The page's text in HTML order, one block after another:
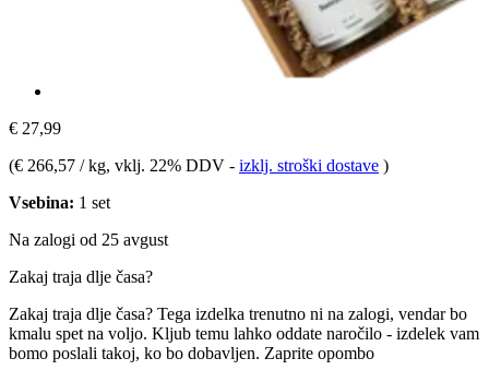
€ 27,99
(€ 266,57 / kg, vklj. 22% DDV - izklj. stroški dostave )
Vsebina: 1 set
Na zalogi od 25 avgust
Zakaj traja dlje časa?
Zakaj traja dlje časa? Tega izdelka trenutno ni na zalogi, vendar bo
kmalu spet na voljo. Kljub temu lahko oddate naročilo - izdelek vam
bomo poslali takoj, ko bo dobavljen. Zaprite opombo